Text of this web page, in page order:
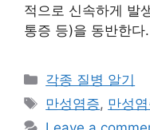
적으로 신속하게 발
통증 등)을 동반한
Categories
각종 질병 알기
Tags
만성염증, 만성